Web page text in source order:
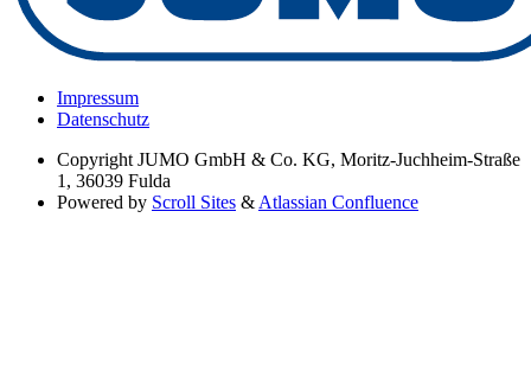
Impressum
Datenschutz
Copyright JUMO GmbH & Co. KG, Moritz-Juchheim-Straße
1, 36039 Fulda
Powered by Scroll Sites & Atlassian Confluence